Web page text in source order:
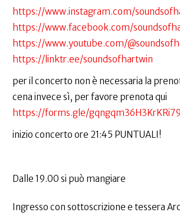
https://www.instagram.com/
https://www.facebook.com/
https://www.youtube.com/
https://linktr.ee/soundsofhartwin
per il concerto non è necessaria la
cena invece sì, per favore prenota qui
https://forms.gle/gqngqm36H3KrKRi79
inizio concerto ore 21:45 PUNTUALI!
Dalle 19.00 si può mangiare
Ingresso con sottoscrizione e tessera